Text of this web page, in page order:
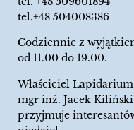
tel.+48 504008386
Codziennie z
od 11.00 do 19.00.
Właściciel Lapidarium
mgr inż. Jacek Kiliński
przyjmuje